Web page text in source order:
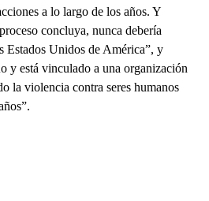
a lo largo de los años. Y
concluya, nunca debería
Estados Unidos de América”, y
y está vinculado a una organización
la violencia contra seres humanos